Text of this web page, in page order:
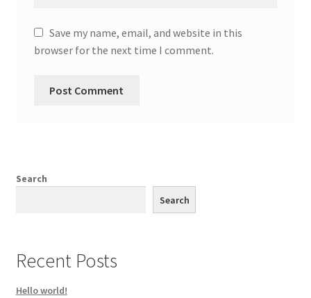
Save my name, email, and website in this
browser for the next time I comment.
Search
Search
Recent Posts
Hello world!